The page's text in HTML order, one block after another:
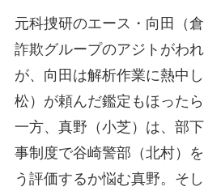
元科捜研のエース・向田（
詐欺グループのアジトがわ
が、向田は解析作業に熱中
松）が頼んだ鑑定もほったら
一方、真野（小芝）は、部
事制度で谷崎警部（北村）
う評価するか悩む真野。そ